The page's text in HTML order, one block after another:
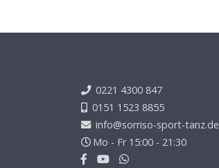
0221 4300 847
0151 1523 8855
info@sorriso-sport-tanz.de
Mo - Fr 15:00 - 21:30